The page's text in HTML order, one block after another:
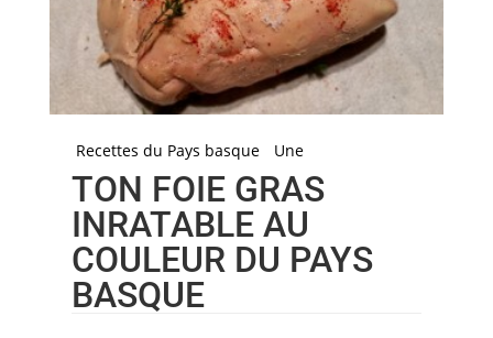
Recettes du Pays basque Une
TON FOIE GRAS
INRATABLE AU
COULEUR DU PAYS
BASQUE